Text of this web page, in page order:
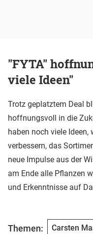
"FYTA"
viele Ideen"
Trotz geplatztem Deal
hoffnungsvoll in die
haben noch viele Ideen,
verbessern, das
neue Impulse aus der
am Ende alle Pflanzen
und Erkenntnisse auf
Themen: Carsten